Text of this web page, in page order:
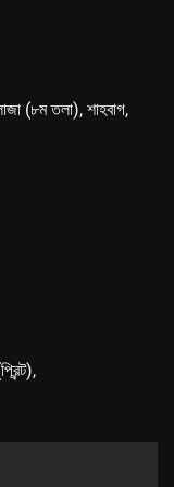
(৮ম তলা), শাহবাগ,